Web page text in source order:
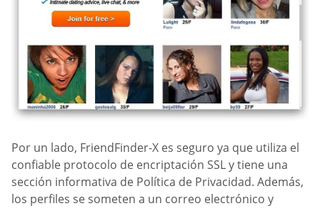
Por un lado, FriendFinder-X es seguro ya que utiliza el
confiable protocolo de encriptación SSL y tiene una
sección informativa de Política de Privacidad. Además,
los perfiles se someten a un correo electrónico y